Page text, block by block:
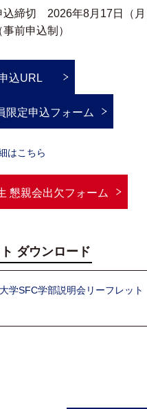
込締切 2026年8月17日（月
事前申込制）
込URL
限定申込フォーム
はこちら
懇親会出欠フォーム
ダウンロード
学SFC学部説明会リーフレッ